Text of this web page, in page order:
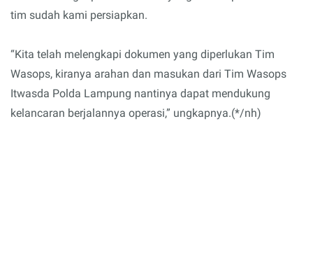
tim sudah kami persiapkan.
“Kita telah melengkapi dokumen yang diperlukan Tim
Wasops, kiranya arahan dan masukan dari Tim Wasops
Itwasda Polda Lampung nantinya dapat mendukung
kelancaran berjalannya operasi,” ungkapnya.(*/nh)